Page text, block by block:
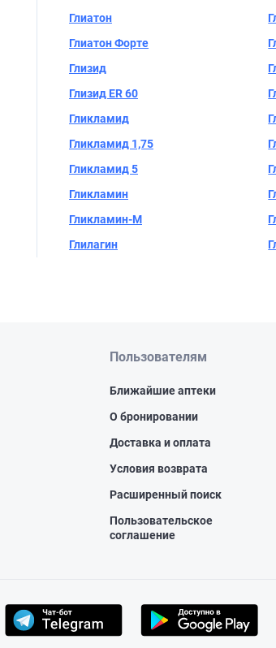
Глиатон
Глиатон Форте
Глизид
Глизид ER 60
Гликламид
Гликламид 1,75
Гликламид 5
Гликламин
Гликламин-М
Глилагин
Пользователям
Ближайшие аптеки
О бронировании
Доставка и оплата
Условия возврата
Расширенный поиск
Пользовательское
соглашение